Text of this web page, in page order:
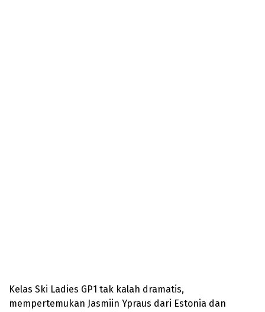
Kelas Ski Ladies GP1 tak kalah dramatis,
mempertemukan Jasmiin Ypraus dari Estonia dan